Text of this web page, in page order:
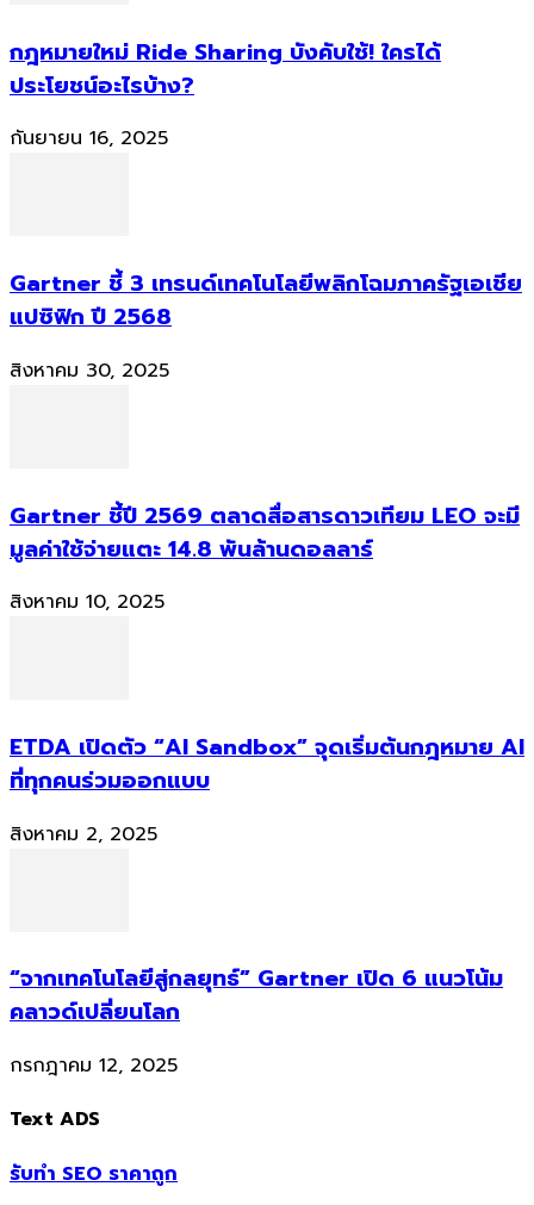
กฎหมายใหม่ Ride Sharing บังคับใช้! ใครได้
ประโยชน์อะไรบ้าง?
กันยายน 16, 2025
Gartner ชี้ 3 เทรนด์เทคโนโลยีพลิกโฉมภาครัฐเอเชีย
แปซิฟิก ปี 2568
สิงหาคม 30, 2025
Gartner ชี้ปี 2569 ตลาดสื่อสารดาวเทียม LEO จะมี
มูลค่าใช้จ่ายแตะ 14.8 พันล้านดอลลาร์
สิงหาคม 10, 2025
ETDA เปิดตัว “AI Sandbox” จุดเริ่มต้นกฎหมาย AI
ที่ทุกคนร่วมออกแบบ
สิงหาคม 2, 2025
“จากเทคโนโลยีสู่กลยุทธ์” Gartner เปิด 6 แนวโน้ม
คลาวด์เปลี่ยนโลก
กรกฎาคม 12, 2025
Text ADS
รับทำ SEO ราคาถูก